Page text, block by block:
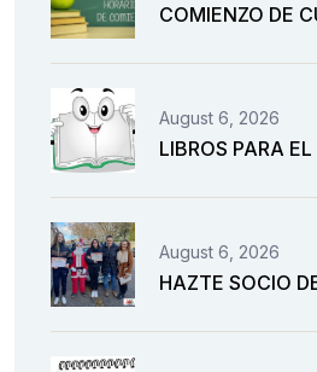
COMIENZO DE
August 6, 2026
LIBROS PARA EL
August 6, 2026
HAZTE SOCIO